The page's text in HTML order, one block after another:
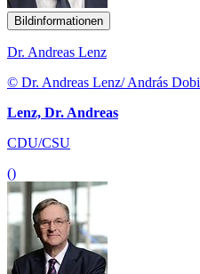
Bildinformationen
Dr. Andreas Lenz
© Dr. Andreas Lenz/ András Dobi
Lenz, Dr. Andreas
CDU/CSU
()